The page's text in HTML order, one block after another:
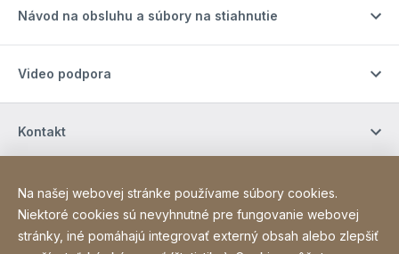
Návod na obsluhu a súbory na stiahnutie
Video podpora
Kontakt
Kontakt
Site Web
[Website information]
Na našej webovej stránke používame súbory cookies.
Niektoré cookies sú nevyhnutné pre fungovanie webovej
stránky, iné pomáhajú integrovať externý obsah alebo zlepšiť